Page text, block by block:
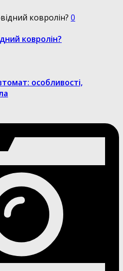
0
ковролін?
особливості,